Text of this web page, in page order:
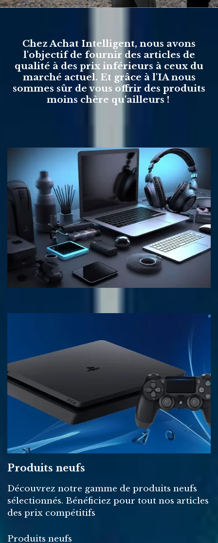
Chez Achat Intelligent, nous avons
l'objectif de fournir des articles de
qualité à des prix inférieurs à ceux du
marché actuel. Et grâce à l'IA nous
sommes sûr de vous offrir des produits
moins chère qu'ailleurs !
Produits neufs
Découvrez notre gamme de produits neufs
sélectionnés. Bénéficiez pour tout nos articles
des prix compétitifs
Produits neufs